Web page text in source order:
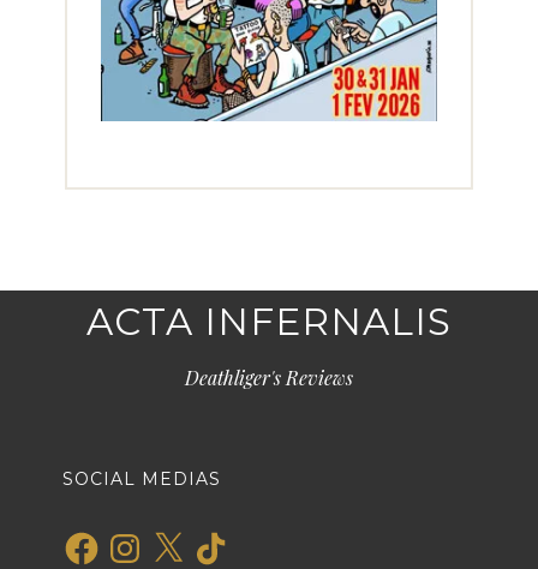
ACTA INFERNALIS
Deathliger's Reviews
SOCIAL MEDIAS
FacebookInstagram
X TikTok